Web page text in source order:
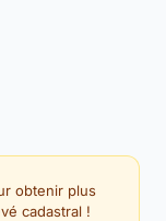
obtenir plus
cadastral !